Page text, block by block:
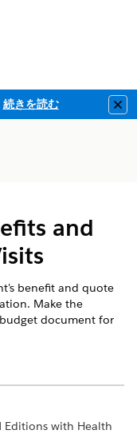
続きを読む
and
benefit and quote
Make the
document for
Editions with Health